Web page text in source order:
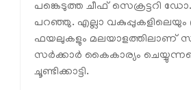
പങ്കെടുത്ത ചീഫ് സെക്രട്ടറി
പറഞ്ഞു. എല്ലാ വകുപ്പുകളിലെയും
ഫയലുകളും മലയാളത്തിലാണ്
സർക്കാർ കൈകാര്യം
ചൂണ്ടിക്കാട്ടി.